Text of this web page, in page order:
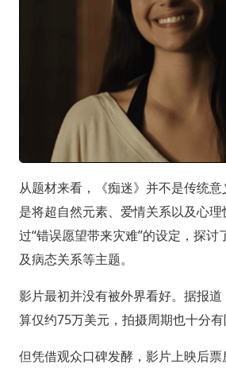
从题材来看，《痴迷》并不是传统
是将超自然元素、爱情关系以及心
过“错误愿望带来灾难”的设定，探讨
及病态关系等主题。
影片最初并没有被外界看好。据报
算仅约75万美元，拍摄周期也十分有
但凭借观众口碑发酵，影片上映后